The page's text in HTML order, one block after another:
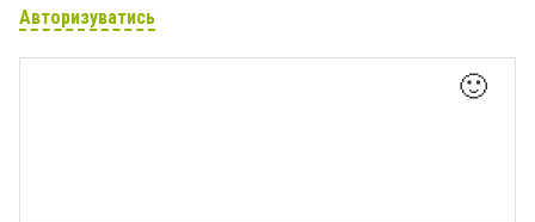
Авторизуватись
🙂